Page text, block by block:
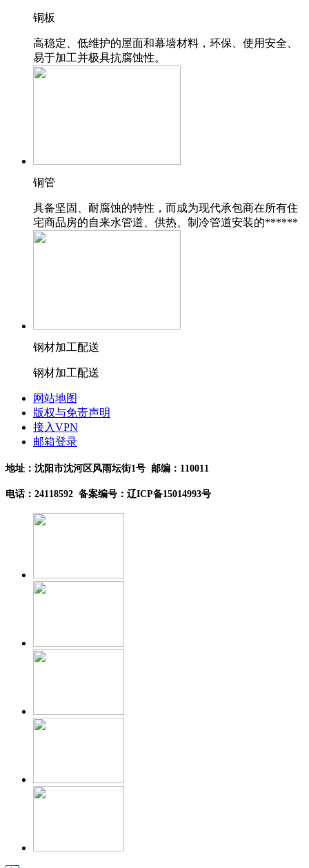
铜板
高稳定、低维护的屋面和幕墙材料，环保、使用安全、
易于加工并极具抗腐蚀性。
铜管
具备坚固、耐腐蚀的特性，而成为现代承包商在所有住
宅商品房的自来水管道、供热、制冷管道安装的******
钢材加工配送
钢材加工配送
网站地图
版权与免责声明
接入VPN
邮箱登录
地址：沈阳市沈河区风雨坛街1号 邮编：110011
电话：24118592 备案编号：辽ICP备15014993号